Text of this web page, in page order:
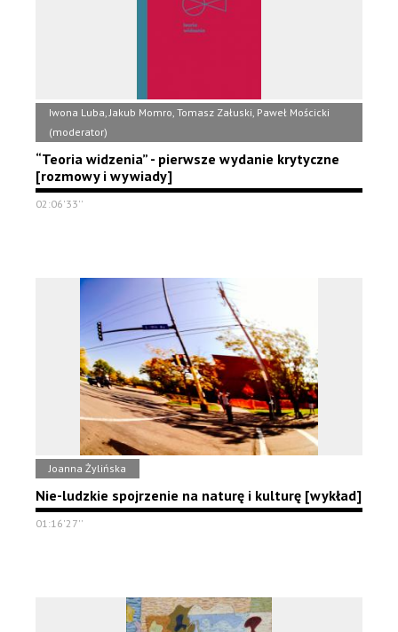
Iwona Luba, Jakub Momro, Tomasz Załuski, Paweł Mościcki
(moderator)
“Teoria widzenia” - pierwsze wydanie krytyczne
[rozmowy i wywiady]
02:06'33''
Joanna Żylińska
Nie-ludzkie spojrzenie na naturę i kulturę [wykład]
01:16'27''